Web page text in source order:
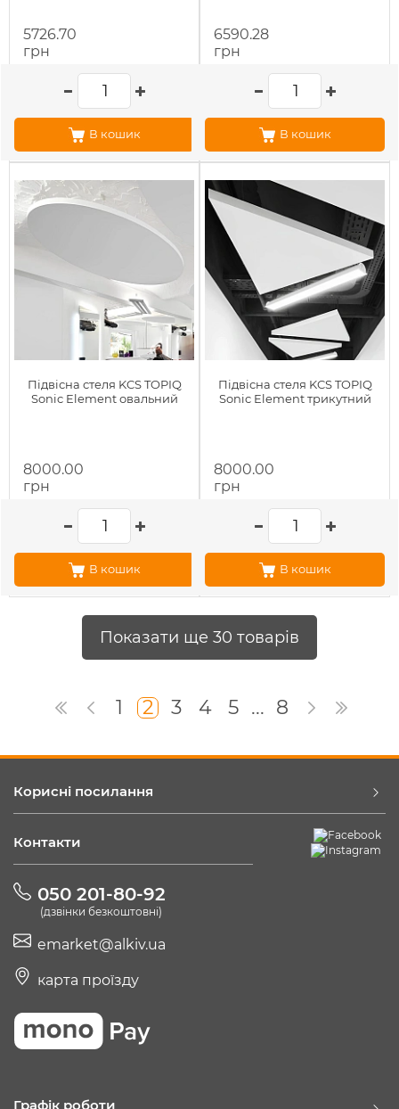
5726.70
грн
В кошик
6590.28
грн
В кошик
Підвісна стеля KCS TOPIQ
Sonic Element овальний
8000.00
грн
В кошик
Підвісна стеля KCS TOPIQ
Sonic Element трикутний
8000.00
грн
В кошик
Показати ще 30 товарів
1 2 3 4 5 ... 8
Корисні посилання
Контакти
050 201-80-92
(дзвінки безкоштовні)
emarket@alkiv.ua
карта проїзду
Графік роботи